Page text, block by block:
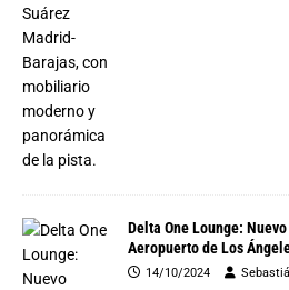
Delta One Lounge:
Aeropuerto de Los
14/10/2024